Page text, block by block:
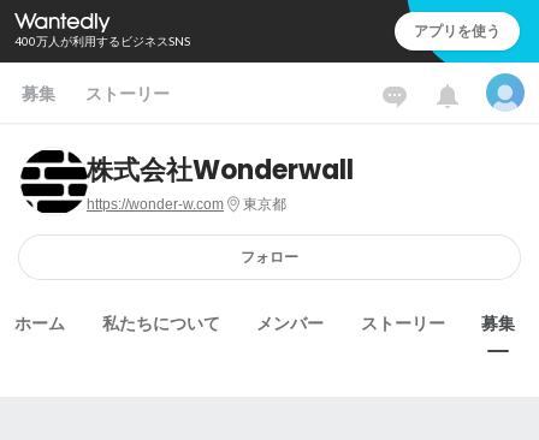
400万人が利用するビジネスSNS アプリを使う
募集 ストーリー
株式会社Wonderwall
https://wonder-w.com 東京都
フォロー
ホーム 私たちについて メンバー ストーリー 募集